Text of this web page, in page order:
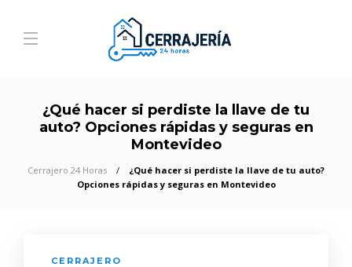
¿Qué hacer si perdiste la llave de tu
auto? Opciones rápidas y seguras en
Montevideo
Cerrajero 24 Horas
¿Qué hacer si perdiste la llave de tu auto?
Opciones rápidas y seguras en Montevideo
CERRAJERO